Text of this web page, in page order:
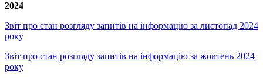
2024
Звіт про стан розгляду запитів на інформацію за листопад 2024
року
Звіт про стан розгляду запитів на інформацію за жовтень 2024
року